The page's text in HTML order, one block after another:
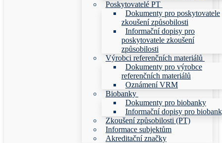
Poskytovatelé PT
Dokumenty pro poskytovatele
zkoušení způsobilosti
Informační dopisy pro
poskytovatele zkoušení
způsobilosti
Výrobci referenčních materiálů
Dokumenty pro výrobce
referenčních materiálů
Oznámení VRM
Biobanky
Dokumenty pro biobanky
Informační dopisy pro
Zkoušení způsobilosti (PT)
Informace subjektům
Akreditační značky